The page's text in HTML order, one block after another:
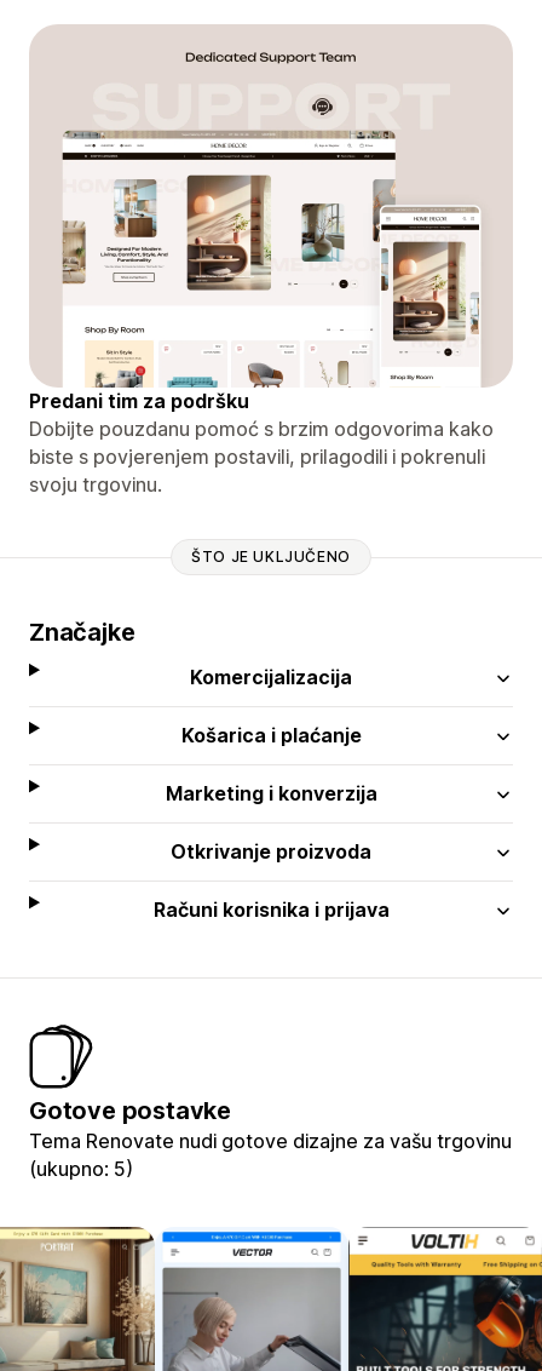
Predani tim za podršku
Dobijte pouzdanu pomoć s brzim odgovorima kako
biste s povjerenjem postavili, prilagodili i pokrenuli
svoju trgovinu.
ŠTO JE UKLJUČENO
Značajke
Komercijalizacija
Košarica i plaćanje
Marketing i konverzija
Otkrivanje proizvoda
Računi korisnika i prijava
Gotove postavke
Tema Renovate nudi gotove dizajne za vašu trgovinu
(ukupno: 5)